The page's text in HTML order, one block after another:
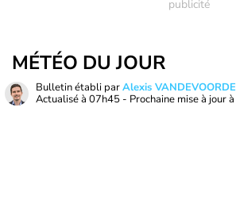
MÉTÉO DU JOUR
Bulletin établi parAlexis VANDEVOORDE
Actualisé à 07h45 - Prochaine mise à jour à